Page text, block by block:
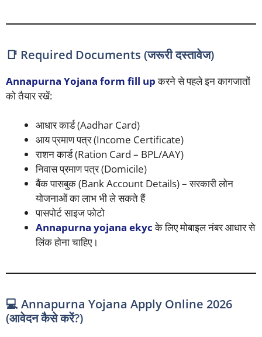
📑 Required Documents (जरूरी दस्तावेज)
Annapurna Yojana form fill upकरने से पहले इन कागजातों
को तैयार रखें:
आधार कार्ड (Aadhar Card)
आय प्रमाण पत्र (Income Certificate)
राशन कार्ड (Ration Card – BPL/AAY)
निवास प्रमाण पत्र (Domicile)
बैंक पासबुक (Bank Account Details) – सरकारी लोन
योजनाओं का लाभ भी ले सकते हैं
पासपोर्ट साइज फोटो
Annapurna yojana ekycके लिए मोबाइल नंबर आधार से
लिंक होना चाहिए।
💻 Annapurna Yojana Apply Online 2026
(आवेदन कैसे करें?)